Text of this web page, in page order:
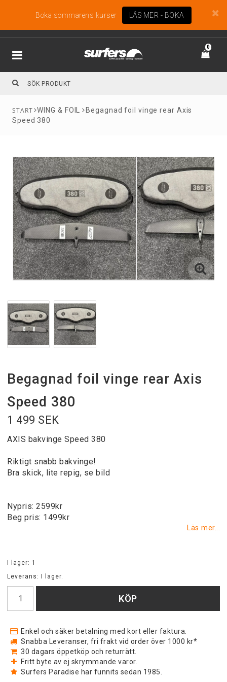
Boka sommarens kurser LÄS MER - BOKA
0
WING & FOIL
Begagnad foil vinge rear Axis
Speed 380
Begagnad foil vinge rear Axis
Speed 380
1 499 SEK
AXIS bakvinge Speed 380
Riktigt snabb bakvinge!
Bra skick, lite repig, se bild
Nypris: 2599kr
Beg pris: 1499kr
Läs mer...
I lager: 1
Leverans:
I lager.
KÖP
Enkel och säker betalning med kort eller faktura.
Snabba Leveranser, fri frakt vid order över 1000 kr*
30 dagars öppetköp och returrätt.
Fritt byte av ej skrymmande varor.
Surfers Paradise har funnits sedan 1985.